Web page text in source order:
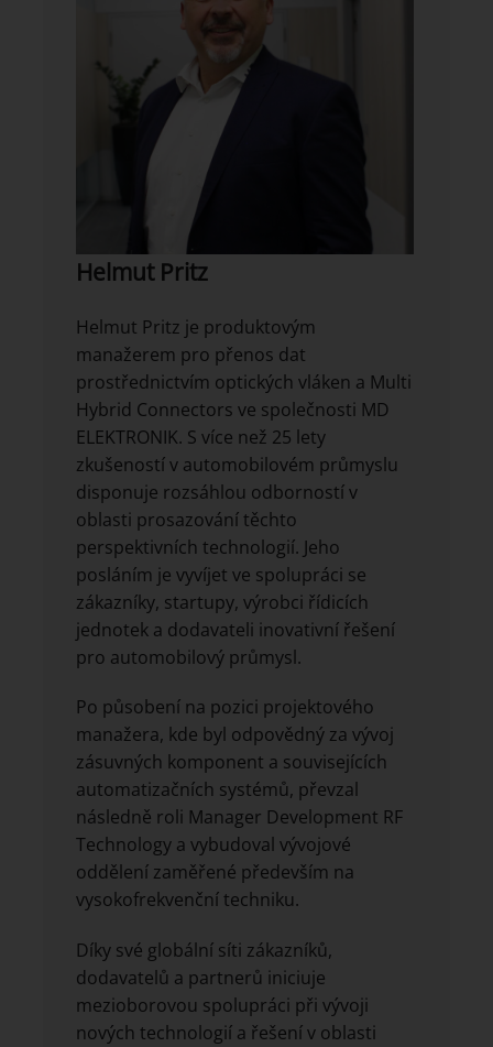
Helmut Pritz
Helmut Pritz je produktovým
manažerem pro přenos dat
prostřednictvím optických vláken a Multi
Hybrid Connectors ve společnosti MD
ELEKTRONIK. S více než 25 lety
zkušeností v automobilovém průmyslu
disponuje rozsáhlou odborností v
oblasti prosazování těchto
perspektivních technologií. Jeho
posláním je vyvíjet ve spolupráci se
zákazníky, startupy, výrobci řídicích
jednotek a dodavateli inovativní řešení
pro automobilový průmysl.
Po působení na pozici projektového
manažera, kde byl odpovědný za vývoj
zásuvných komponent a souvisejících
automatizačních systémů, převzal
následně roli Manager Development RF
Technology a vybudoval vývojové
oddělení zaměřené především na
vysokofrekvenční techniku.
Díky své globální síti zákazníků,
dodavatelů a partnerů iniciuje
mezioborovou spolupráci při vývoji
nových technologií a řešení v oblasti